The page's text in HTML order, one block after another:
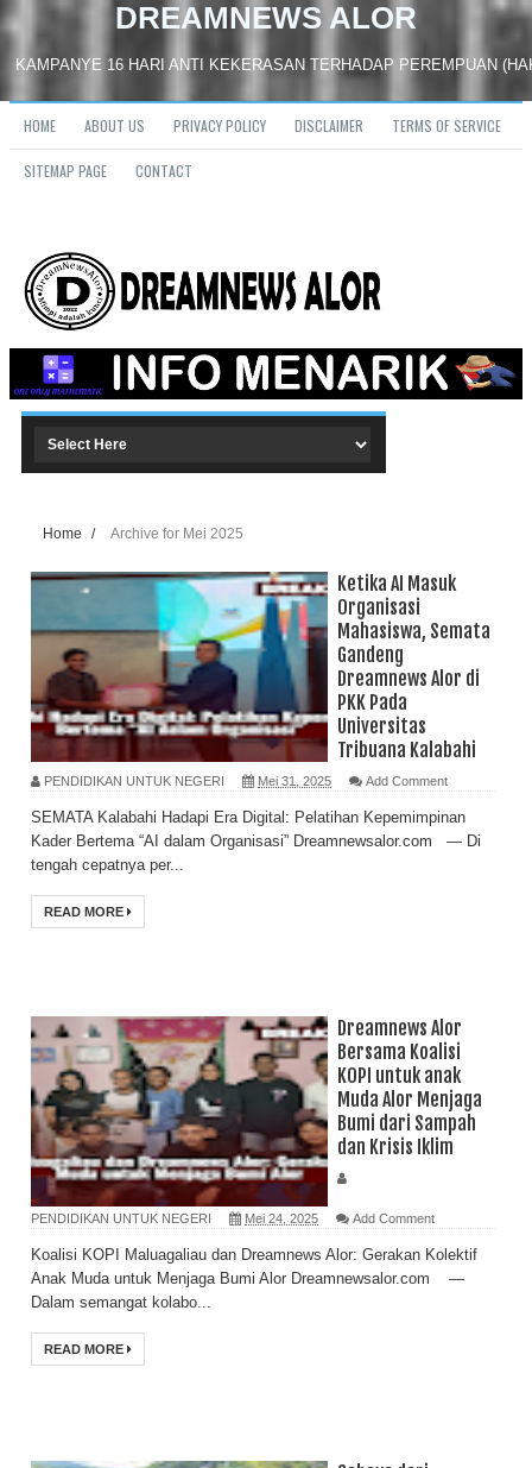
DREAMNEWS ALOR
16 HARI ANTI KEKERASAN TERHADAP PEREMPUAN (HAKTP) di
HOME ABOUT US PRIVACY POLICY DISCLAIMER TERMS OF SERVICE
SITEMAP PAGE CONTACT
Home / Archive for Mei 2025
Ketika AI Masuk
Organisasi
Mahasiswa, Semata
Gandeng
Dreamnews Alor di
PKK Pada
Universitas
Tribuana Kalabahi
PENDIDIKAN UNTUK NEGERI Mei 31, 2025 Add Comment
SEMATA Kalabahi Hadapi Era Digital: Pelatihan Kepemimpinan
Kader Bertema “AI dalam Organisasi” Dreamnewsalor.com — Di
tengah cepatnya per...
READ MORE
Dreamnews Alor
Bersama Koalisi
KOPI untuk anak
Muda Alor Menjaga
Bumi dari Sampah
dan Krisis Iklim
PENDIDIKAN UNTUK NEGERI Mei 24, 2025 Add Comment
Koalisi KOPI Maluagaliau dan Dreamnews Alor: Gerakan Kolektif
Anak Muda untuk Menjaga Bumi Alor Dreamnewsalor.com —
Dalam semangat kolabo...
READ MORE